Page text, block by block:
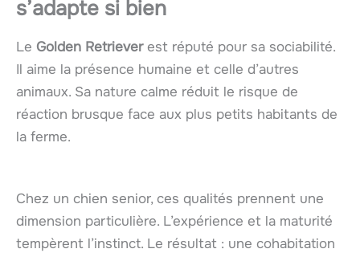
s’adapte si bien
Le Golden Retrieverest réputé pour sa sociabilité.
Il aime la présence humaine et celle d’autres
animaux. Sa nature calme réduit le risque de
réaction brusque face aux plus petits habitants de
la ferme.
Chez un chien senior, ces qualités prennent une
dimension particulière. L’expérience et la maturité
tempèrent l’instinct. Le résultat : une cohabitation